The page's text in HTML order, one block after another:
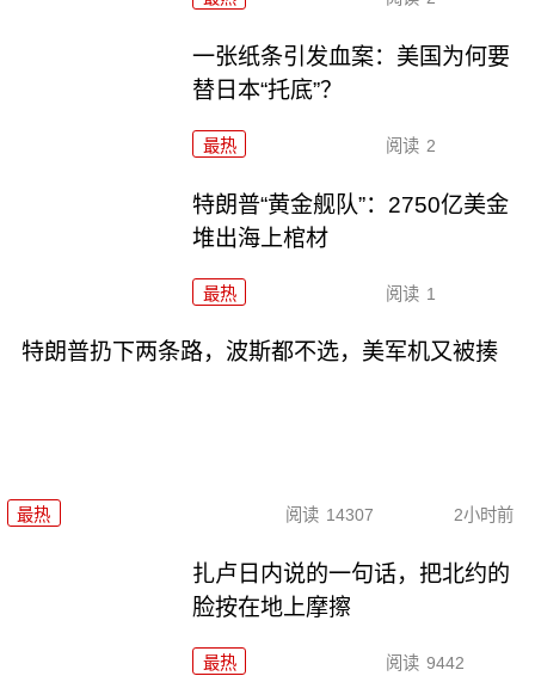
一张纸条引发血案：美国为何要
替日本“托底”？
最热 阅读 2
特朗普“黄金舰队”：2750亿美金
堆出海上棺材
最热 阅读 1
特朗普扔下两条路，波斯都不选，美军机又被揍
最热 阅读 14307 2小时前
扎卢日内说的一句话，把北约的
脸按在地上摩擦
最热 阅读 9442